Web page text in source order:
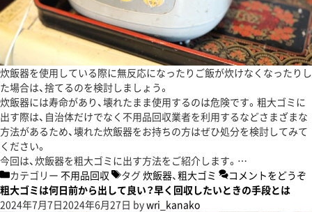
炊飯器を使用している際に無反応になったりご飯が炊けなくなったりし
た場合は、捨てるのを検討しましょう。
炊飯器には寿命があり、壊れたまま使用するのは危険です。粗大ゴミに
出す際は、自治体だけでなく不用品回収業者を利用するなどさまざまな
方法があるため、壊れた炊飯器をお持ちの方はぜひ処分を検討してみて
ください。
今回は、炊飯器を粗大ゴミに出す方法をご紹介します。…
カテゴリー 不用品回収 タグ 炊飯器、 粗大ゴミ
コメントをどうぞ
粗大ゴミは何日前から出して良い？早く回収したいときの手段とは
2024年7月7日2024年6月27日 bywri_kanako